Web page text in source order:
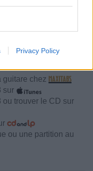
Privacy Policy
guitare chez
sur
trouver le CD sur
ou une partition au